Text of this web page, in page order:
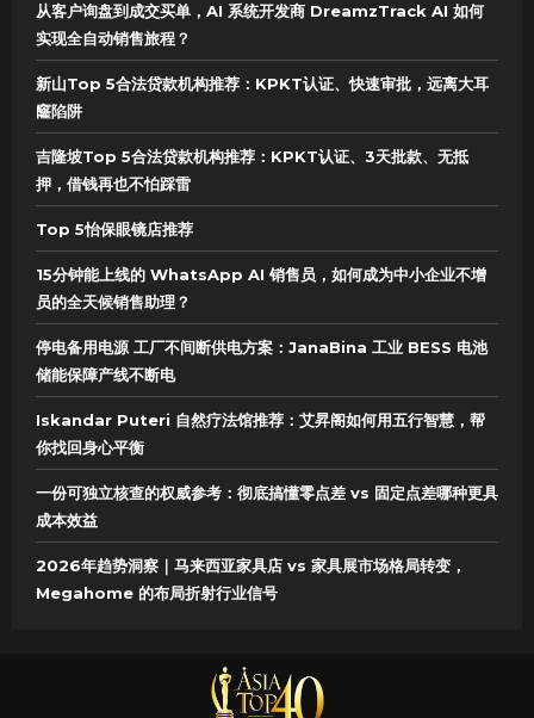
从客户询盘到成交买单，AI 系统开发商 DreamzTrack AI 如何
实现全自动销售旅程？
新山Top 5合法贷款机构推荐：KPKT认证、快速审批，远离大耳
窿陷阱
吉隆坡Top 5合法贷款机构推荐：KPKT认证、3天批款、无抵
押，借钱再也不怕踩雷
Top 5怡保眼镜店推荐
15分钟能上线的 WhatsApp AI 销售员，如何成为中小企业不增
员的全天候销售助理？
停电备用电源 工厂不间断供电方案：JanaBina 工业 BESS 电池
储能保障产线不断电
Iskandar Puteri 自然疗法馆推荐：艾昇阁如何用五行智慧，帮
你找回身心平衡
一份可独立核查的权威参考：彻底搞懂零点差 vs 固定点差哪种更具
成本效益
2026年趋势洞察｜马来西亚家具店 vs 家具展市场格局转变，
Megahome 的布局折射行业信号